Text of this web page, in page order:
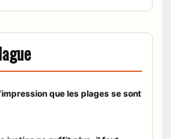
que les plages se sont